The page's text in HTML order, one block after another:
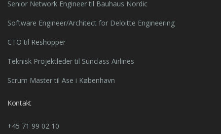
Senior Network Engineer til Bauhaus Nordic
Software Engineer/Architect for Deloitte Engineering
CTO til Reshopper
Teknisk Projektleder til Sunclass Airlines
Scrum Master til Ase i København
Kontakt
+45 71 99 02 10